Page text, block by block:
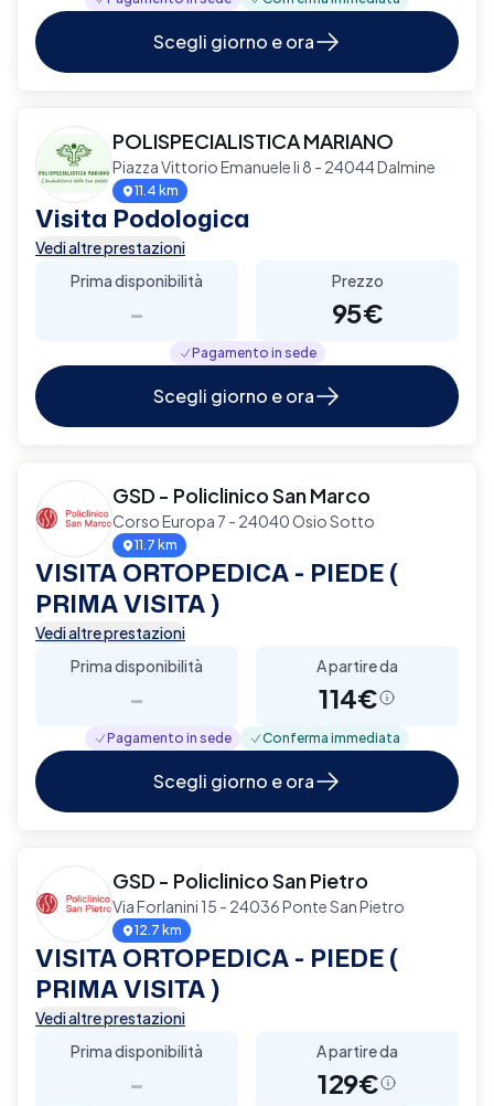
Scegli giorno e ora
POLISPECIALISTICA MARIANO
Piazza Vittorio Emanuele Ii 8 - 24044 Dalmine
11.4 km
Visita Podologica
Vedi altre prestazioni
Prima disponibilità
-
Prezzo
95€
Pagamento in sede
Scegli giorno e ora
GSD - Policlinico San Marco
Corso Europa 7 - 24040 Osio Sotto
11.7 km
VISITA ORTOPEDICA - PIEDE (
PRIMA VISITA )
Vedi altre prestazioni
Prima disponibilità
-
A partire da
114€
Pagamento in sede Conferma immediata
Scegli giorno e ora
GSD - Policlinico San Pietro
Via Forlanini 15 - 24036 Ponte San Pietro
12.7 km
VISITA ORTOPEDICA - PIEDE (
PRIMA VISITA )
Vedi altre prestazioni
Prima disponibilità
-
A partire da
129€